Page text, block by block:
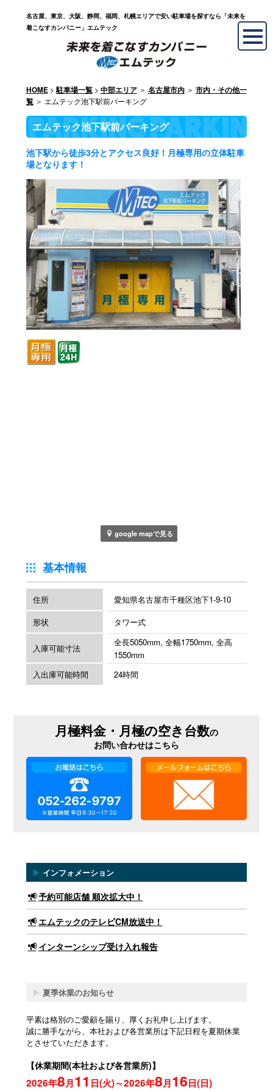
名古屋、東京、大阪、静岡、福岡、札幌エリアで安い駐車場を探すなら「未来を
着こなすカンパニー」エムテック
HOME> 駐車場一覧> 中部エリア＞ 名古屋市内＞ 市内・その他一
覧＞ エムテック池下駅前パーキング
エムテック池下駅前パーキング
池下駅から徒歩3分とアクセス良好！月極専用の立体駐車
場となります！
google mapで見る
基本情報
住所
愛知県名古屋市千種区池下1-9-10
形状
タワー式
入庫可能寸法
全長5050mm, 全幅1750mm, 全高
1550mm
入出庫可能時間
24時間
月極料金・月極の空き台数の
お問い合わせはこちら
▶ インフォメーション
予約可能店舗 順次拡大中！
エムテックのテレビCM放送中！
インターンシップ受け入れ報告
▶ 夏季休業のお知らせ
平素は格別のご愛顧を賜り、厚くお礼申し上げます。
誠に勝手ながら、本社および各営業所は下記日程を夏期休業
とさせていただきます。
【休業期間(本社および各営業所)】
2026年8月11 日(火)～2026年8月16日(日)